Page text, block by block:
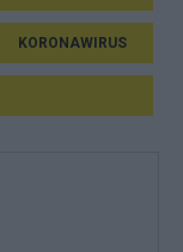
KORONAWIRUS